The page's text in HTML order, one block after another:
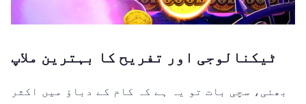
ٹیکنالوجی اور تفریح کا بہترین ملاپ
بھئی، سچی بات تو یہ ہے کہ کام کے دباؤ میں اکثر